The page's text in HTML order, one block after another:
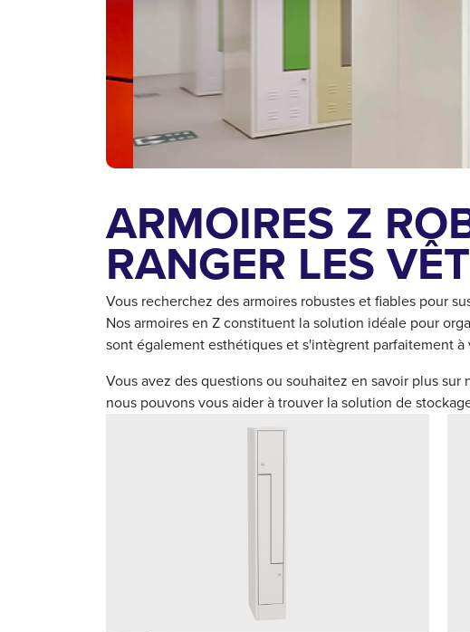
ARMOIRES Z
RANGER LES
Vous recherchez des armoires robustes et fiables pour
Nos armoires en Z constituent la solution idéale pour
sont également esthétiques et s'intègrent parfaitement
Vous avez des questions ou souhaitez en savoir plus sur
nous pouvons vous aider à trouver la solution de